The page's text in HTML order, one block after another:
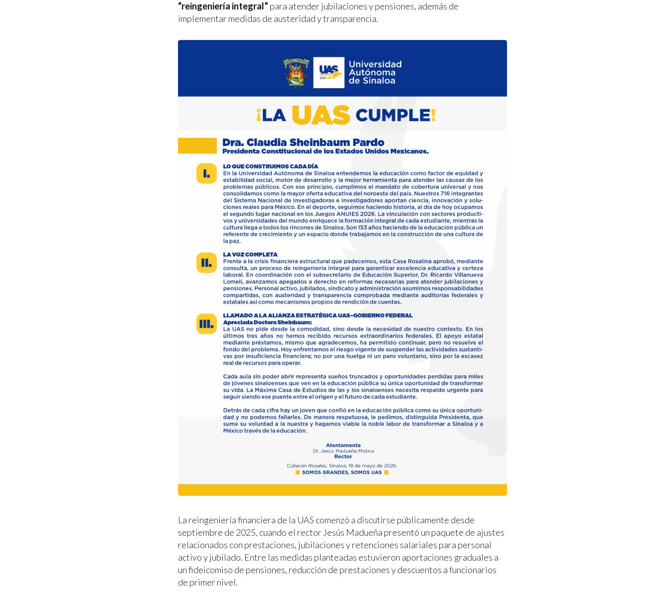
“reingeniería integral” para atender jubilaciones y pensiones, además de
implementar medidas de austeridad y transparencia.
La reingeniería financiera de la UAS comenzó a discutirse públicamente desde
septiembre de 2025, cuando el rector Jesús Madueña presentó un paquete de ajustes
relacionados con prestaciones, jubilaciones y retenciones salariales para personal
activo y jubilado. Entre las medidas planteadas estuvieron aportaciones graduales a
un fideicomiso de pensiones, reducción de prestaciones y descuentos a funcionarios
de primer nivel.